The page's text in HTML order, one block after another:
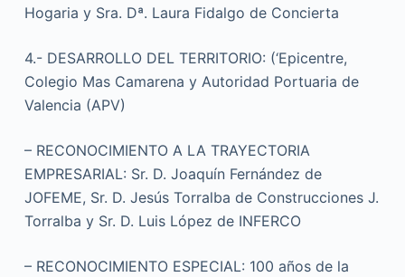
Hogaria y Sra. Dª. Laura Fidalgo de Concierta
4.- DESARROLLO DEL TERRITORIO: (‘Epicentre,
Colegio Mas Camarena y Autoridad Portuaria de
Valencia (APV)
– RECONOCIMIENTO A LA TRAYECTORIA
EMPRESARIAL: Sr. D. Joaquín Fernández de
JOFEME, Sr. D. Jesús Torralba de Construcciones J.
Torralba y Sr. D. Luis López de INFERCO
– RECONOCIMIENTO ESPECIAL: 100 años de la